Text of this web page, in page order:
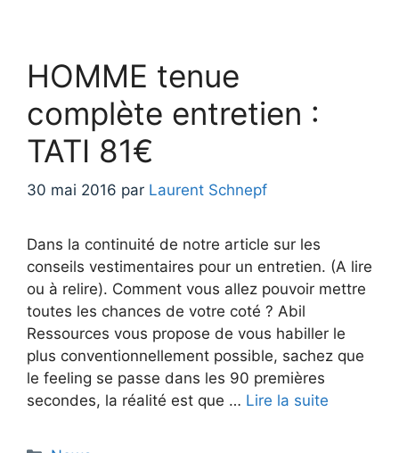
HOMME tenue
complète entretien :
TATI 81€
30 mai 2016 par Laurent Schnepf
Dans la continuité de notre article sur les
conseils vestimentaires pour un entretien. (A lire
ou à relire). Comment vous allez pouvoir mettre
toutes les chances de votre coté ? Abil
Ressources vous propose de vous habiller le
plus conventionnellement possible, sachez que
le feeling se passe dans les 90 premières
secondes, la réalité est que … Lire la suite